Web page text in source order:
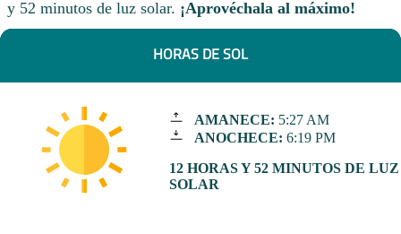
y 52 minutos de luz solar. ¡Aprovéchala al máximo!
HORAS DE SOL
AMANECE: 5:27 AM
ANOCHECE: 6:19 PM
12 HORAS Y 52 MINUTOS DE LUZ
SOLAR